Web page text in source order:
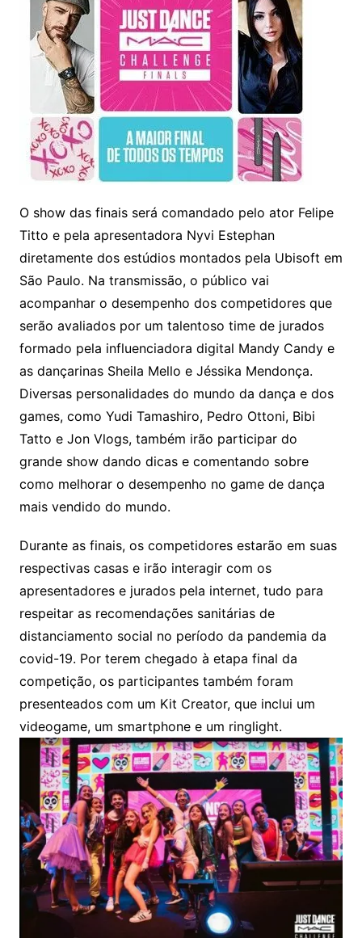
O show das finais será comandado pelo ator Felipe
Titto e pela apresentadora Nyvi Estephan
diretamente dos estúdios montados pela Ubisoft em
São Paulo. Na transmissão, o público vai
acompanhar o desempenho dos competidores que
serão avaliados por um talentoso time de jurados
formado pela influenciadora digital Mandy Candy e
as dançarinas Sheila Mello e Jéssika Mendonça.
Diversas personalidades do mundo da dança e dos
games, como Yudi Tamashiro, Pedro Ottoni, Bibi
Tatto e Jon Vlogs, também irão participar do
grande show dando dicas e comentando sobre
como melhorar o desempenho no game de dança
mais vendido do mundo.
Durante as finais, os competidores estarão em suas
respectivas casas e irão interagir com os
apresentadores e jurados pela internet, tudo para
respeitar as recomendações sanitárias de
distanciamento social no período da pandemia da
covid-19. Por terem chegado à etapa final da
competição, os participantes também foram
presenteados com um Kit Creator, que inclui um
videogame, um smartphone e um ringlight.